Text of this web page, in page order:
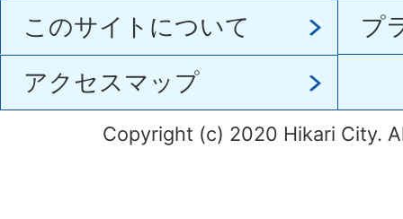
このサイトについて
プ
アクセスマップ
Copyright (c) 2020 Hikari City.